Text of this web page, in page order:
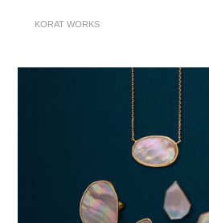
KORAT WORKS